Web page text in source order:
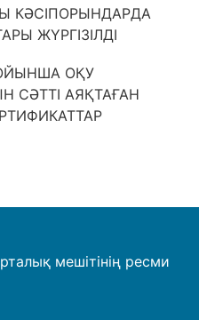
КӘСІПОРЫНДАРДА
ЖҮРГІЗІЛДІ
ОҚУ
СӘТТІ АЯҚТАҒАН
мешітінің ресми